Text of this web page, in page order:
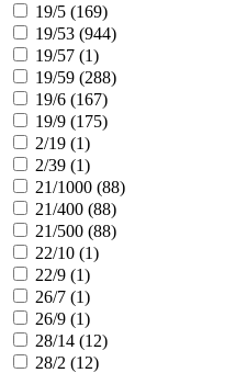
19/5 (169)
19/53 (944)
19/57 (1)
19/59 (288)
19/6 (167)
19/9 (175)
2/19 (1)
2/39 (1)
21/1000 (88)
21/400 (88)
21/500 (88)
22/10 (1)
22/9 (1)
26/7 (1)
26/9 (1)
28/14 (12)
28/2 (12)